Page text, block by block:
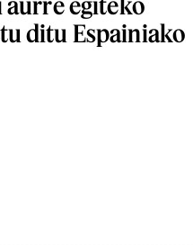
ditu Espainiako